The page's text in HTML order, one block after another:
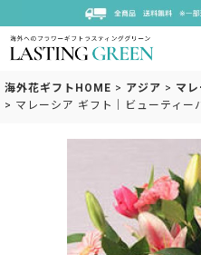
海外花ギフトHOME > アジア > マ
> マレーシア ギフト｜ビューティー